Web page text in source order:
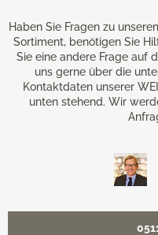
Haben Sie Fragen zu
Sortiment, benötigen Sie
Sie eine andere Frage auf
uns gerne über die
Kontaktdaten unserer
unten stehend. Wir